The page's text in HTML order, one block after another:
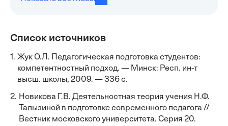
Список источников
1. Жук О.Л. Педагогическая подготовка студентов:
компетентностный подход. — Минск: Респ. ин-т
высш. школы, 2009. — 336 с.
2. Новикова Г.В. Деятельностная теория учения Н.Ф.
Талызиной в подготовке современного педагога //
Вестник московского университета. Серия 20.